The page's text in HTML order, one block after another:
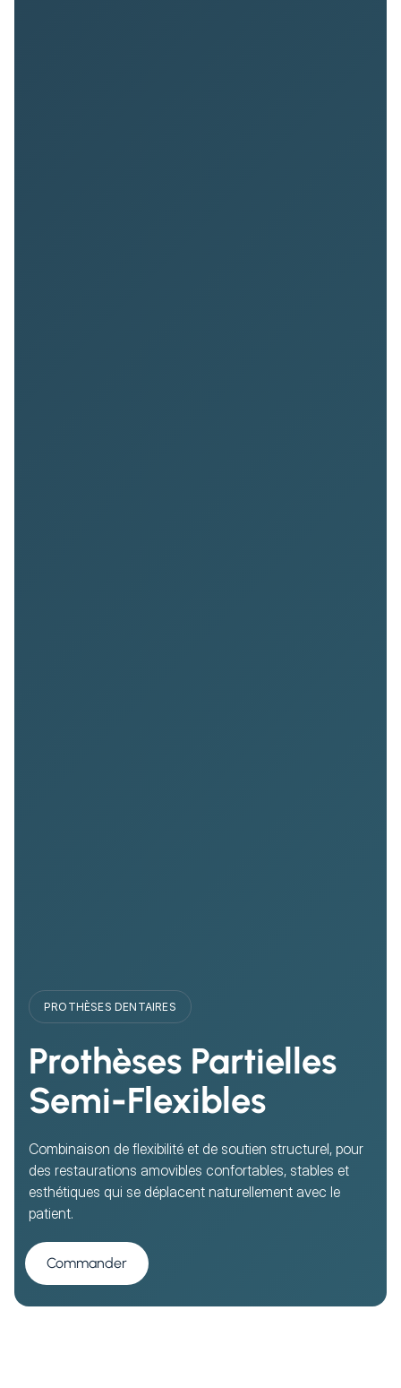
PROTHÈSES DENTAIRES
Prothèses Partielles
Semi-Flexibles
Combinaison de flexibilité et de soutien structurel, pour
des restaurations amovibles confortables, stables et
esthétiques qui se déplacent naturellement avec le
patient.
Commander